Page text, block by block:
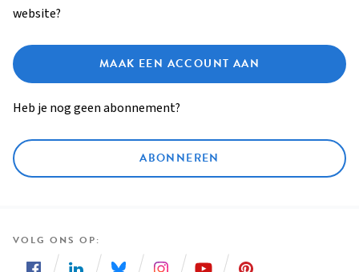
website?
MAAK EEN ACCOUNT AAN
Heb je nog geen abonnement?
ABONNEREN
VOLG ONS OP